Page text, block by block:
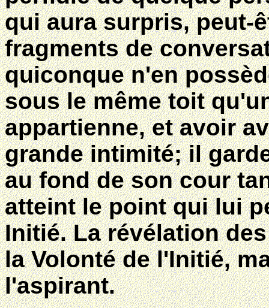
qui aura surpris, peut-
fragments de
quiconque n'en
sous le même toit
appartienne, et avoir
grande intimité; il
au fond de son cour
atteint le point qui lui
Initié. La révélation
la Volonté de l'Initié,
l'aspirant.